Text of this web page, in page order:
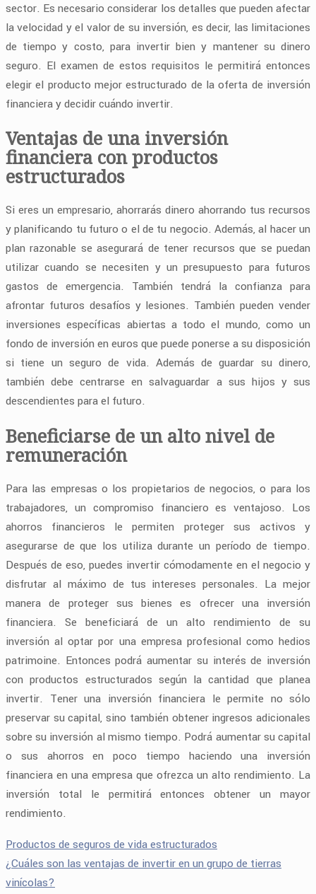
sector. Es necesario considerar los detalles que pueden afectar
la velocidad y el valor de su inversión, es decir, las limitaciones
de tiempo y costo, para invertir bien y mantener su dinero
seguro. El examen de estos requisitos le permitirá entonces
elegir el producto mejor estructurado de la oferta de inversión
financiera y decidir cuándo invertir.
Ventajas de una inversión
financiera con productos
estructurados
Si eres un empresario, ahorrarás dinero ahorrando tus recursos
y planificando tu futuro o el de tu negocio. Además, al hacer un
plan razonable se asegurará de tener recursos que se puedan
utilizar cuando se necesiten y un presupuesto para futuros
gastos de emergencia. También tendrá la confianza para
afrontar futuros desafíos y lesiones. También pueden vender
inversiones específicas abiertas a todo el mundo, como un
fondo de inversión en euros que puede ponerse a su disposición
si tiene un seguro de vida. Además de guardar su dinero,
también debe centrarse en salvaguardar a sus hijos y sus
descendientes para el futuro.
Beneficiarse de un alto nivel de
remuneración
Para las empresas o los propietarios de negocios, o para los
trabajadores, un compromiso financiero es ventajoso. Los
ahorros financieros le permiten proteger sus activos y
asegurarse de que los utiliza durante un período de tiempo.
Después de eso, puedes invertir cómodamente en el negocio y
disfrutar al máximo de tus intereses personales. La mejor
manera de proteger sus bienes es ofrecer una inversión
financiera. Se beneficiará de un alto rendimiento de su
inversión al optar por una empresa profesional como hedios
patrimoine. Entonces podrá aumentar su interés de inversión
con productos estructurados según la cantidad que planea
invertir. Tener una inversión financiera le permite no sólo
preservar su capital, sino también obtener ingresos adicionales
sobre su inversión al mismo tiempo. Podrá aumentar su capital
o sus ahorros en poco tiempo haciendo una inversión
financiera en una empresa que ofrezca un alto rendimiento. La
inversión total le permitirá entonces obtener un mayor
rendimiento.
Productos de seguros de vida estructurados
¿Cuáles son las ventajas de invertir en un grupo de tierras
vinícolas?